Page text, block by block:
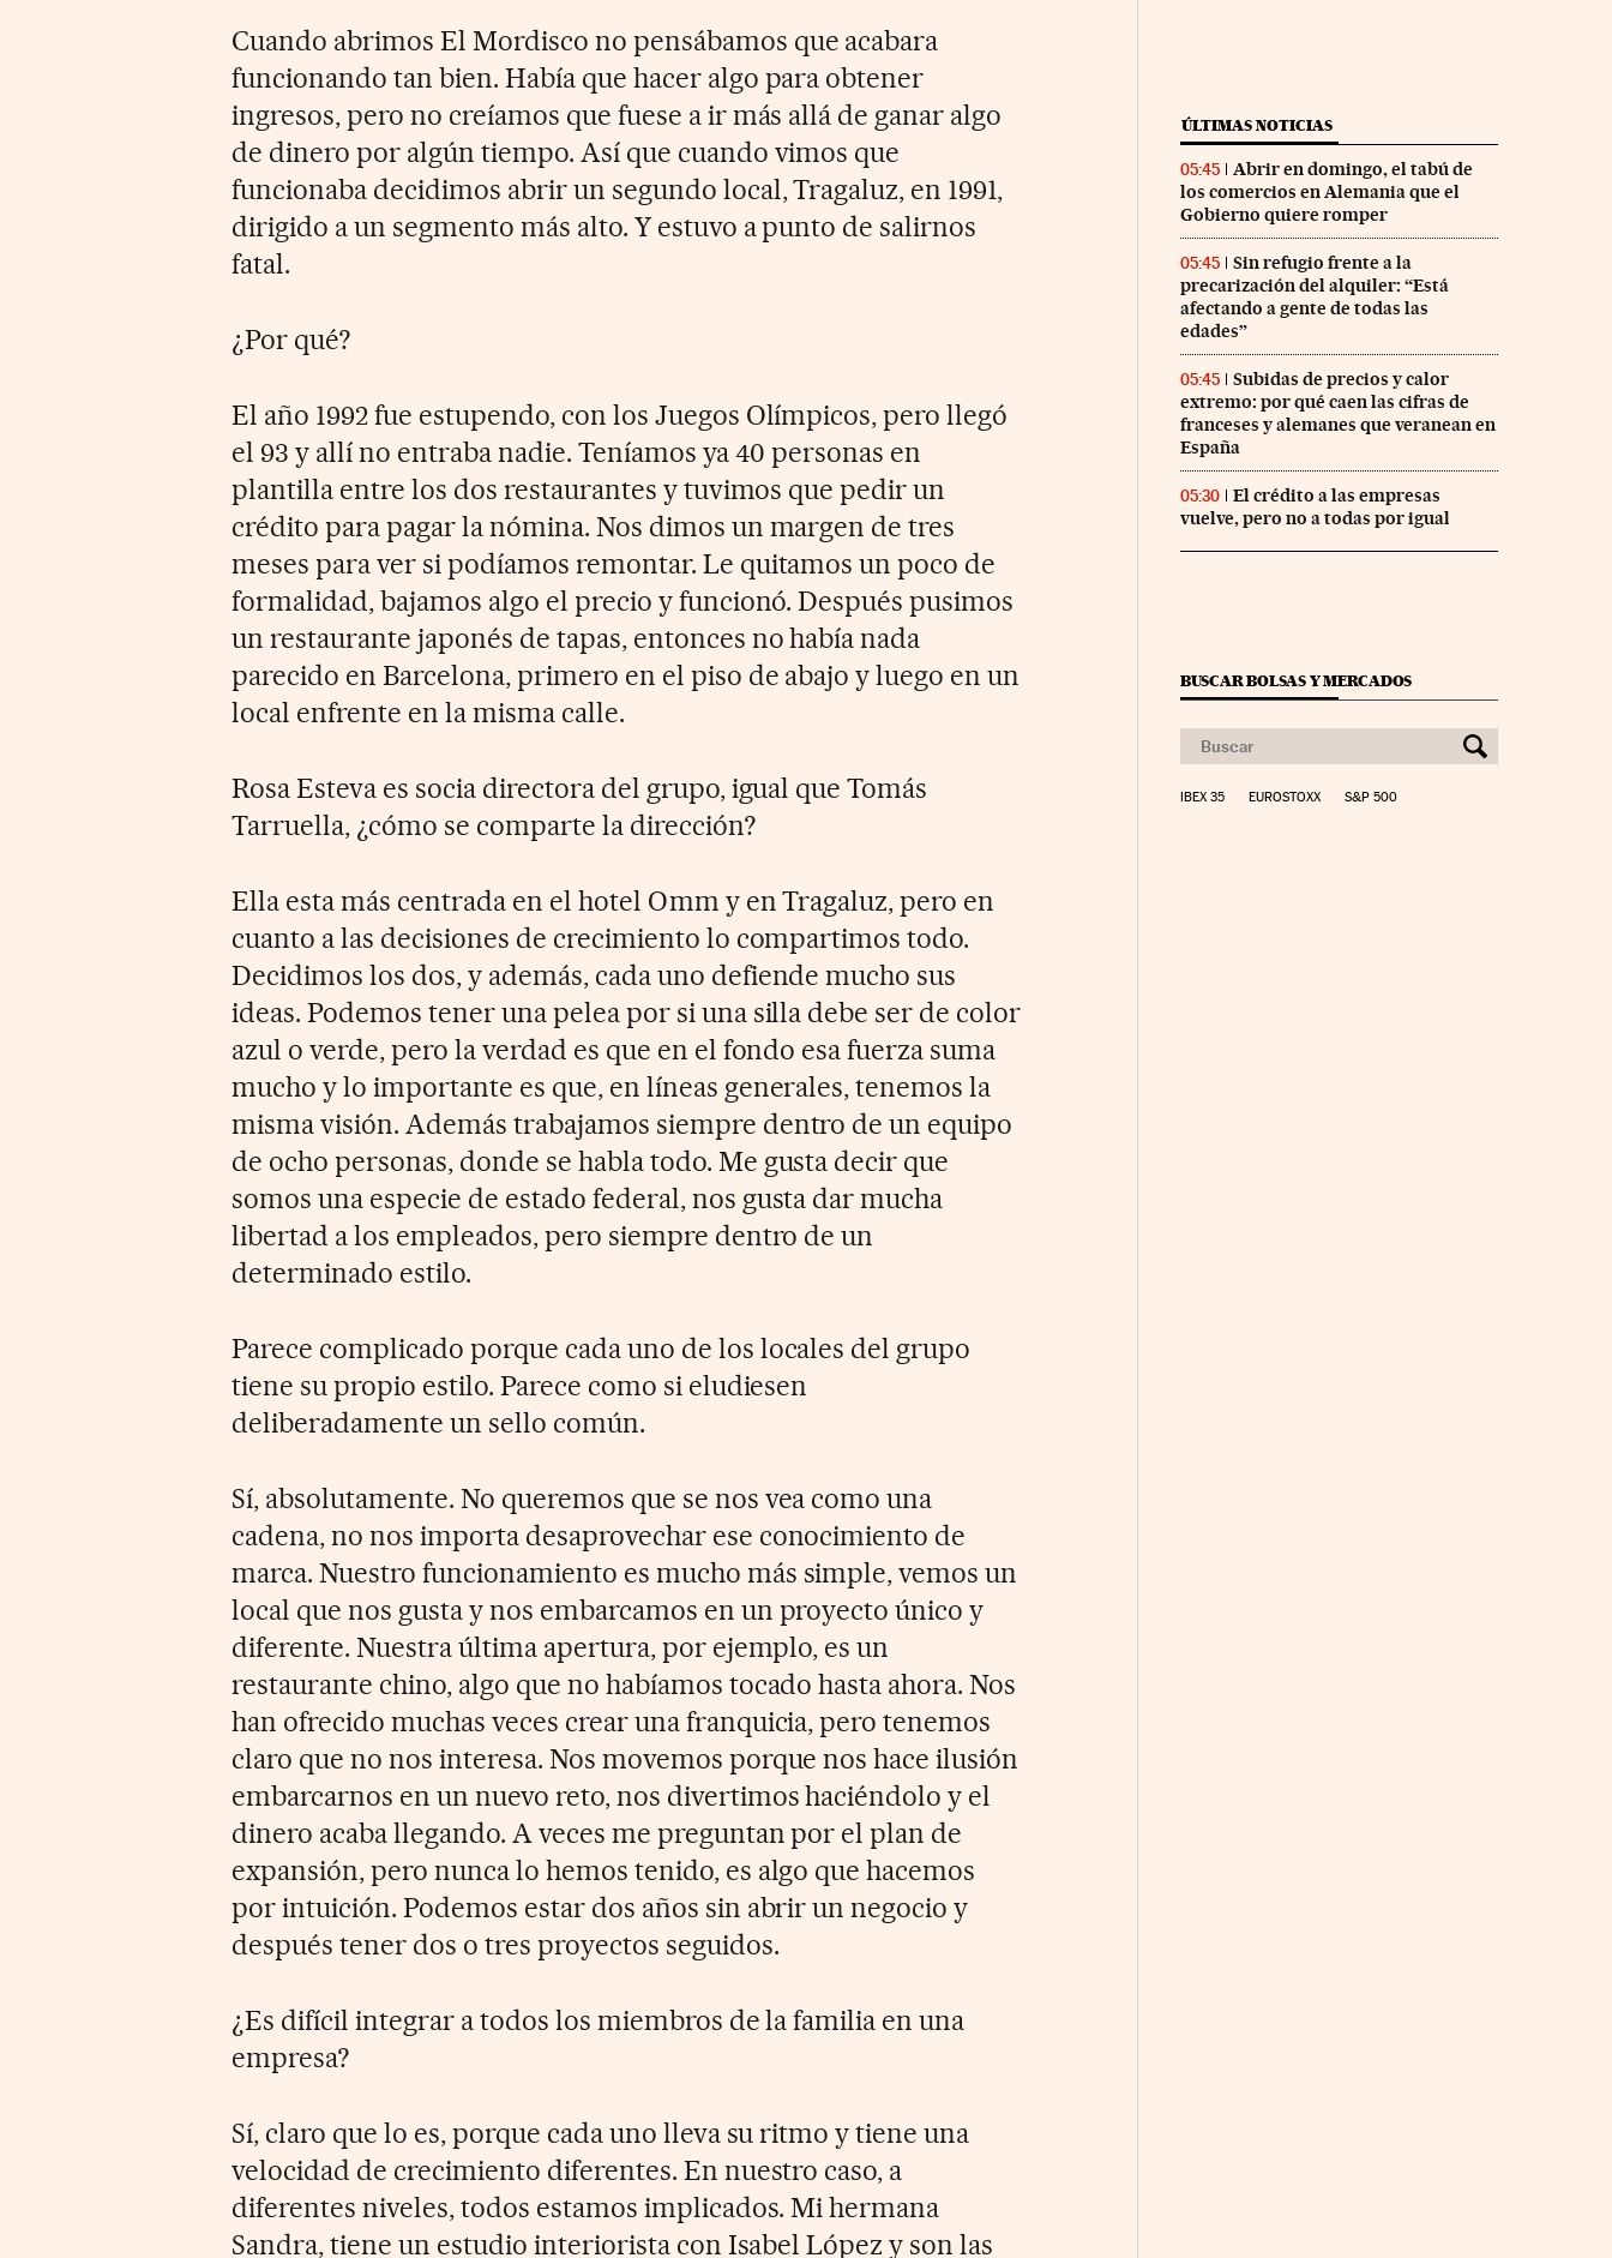
Cuando abrimos El Mordisco no pensábamos que acabara
funcionando tan bien. Había que hacer algo para obtener
ingresos, pero no creíamos que fuese a ir más allá de ganar algo
de dinero por algún tiempo. Así que cuando vimos que
funcionaba decidimos abrir un segundo local, Tragaluz, en 1991,
dirigido a un segmento más alto. Y estuvo a punto de salirnos
fatal.
¿Por qué?
El año 1992 fue estupendo, con los Juegos Olímpicos, pero llegó
el 93 y allí no entraba nadie. Teníamos ya 40 personas en
plantilla entre los dos restaurantes y tuvimos que pedir un
crédito para pagar la nómina. Nos dimos un margen de tres
meses para ver si podíamos remontar. Le quitamos un poco de
formalidad, bajamos algo el precio y funcionó. Después pusimos
un restaurante japonés de tapas, entonces no había nada
parecido en Barcelona, primero en el piso de abajo y luego en un
local enfrente en la misma calle.
Rosa Esteva es socia directora del grupo, igual que Tomás
Tarruella, ¿cómo se comparte la dirección?
Ella esta más centrada en el hotel Omm y en Tragaluz, pero en
cuanto a las decisiones de crecimiento lo compartimos todo.
Decidimos los dos, y además, cada uno defiende mucho sus
ideas. Podemos tener una pelea por si una silla debe ser de color
azul o verde, pero la verdad es que en el fondo esa fuerza suma
mucho y lo importante es que, en líneas generales, tenemos la
misma visión. Además trabajamos siempre dentro de un equipo
de ocho personas, donde se habla todo. Me gusta decir que
somos una especie de estado federal, nos gusta dar mucha
libertad a los empleados, pero siempre dentro de un
determinado estilo.
Parece complicado porque cada uno de los locales del grupo
tiene su propio estilo. Parece como si eludiesen
deliberadamente un sello común.
Sí, absolutamente. No queremos que se nos vea como una
cadena, no nos importa desaprovechar ese conocimiento de
marca. Nuestro funcionamiento es mucho más simple, vemos un
local que nos gusta y nos embarcamos en un proyecto único y
diferente. Nuestra última apertura, por ejemplo, es un
restaurante chino, algo que no habíamos tocado hasta ahora. Nos
han ofrecido muchas veces crear una franquicia, pero tenemos
claro que no nos interesa. Nos movemos porque nos hace ilusión
embarcarnos en un nuevo reto, nos divertimos haciéndolo y el
dinero acaba llegando. A veces me preguntan por el plan de
expansión, pero nunca lo hemos tenido, es algo que hacemos
por intuición. Podemos estar dos años sin abrir un negocio y
después tener dos o tres proyectos seguidos.
¿Es difícil integrar a todos los miembros de la familia en una
empresa?
Sí, claro que lo es, porque cada uno lleva su ritmo y tiene una
velocidad de crecimiento diferentes. En nuestro caso, a
diferentes niveles, todos estamos implicados. Mi hermana
Sandra, tiene un estudio interiorista con Isabel López y son las
ÚLTIMAS NOTICIAS
05:45
Abrir en domingo, el tabú de
los comercios en Alemania que el
Gobierno quiere romper
05:45
Sin refugio frente a la
precarización del alquiler: “Está
afectando a gente de todas las
edades”
05:45
Subidas de precios y calor
extremo: por qué caen las cifras de
franceses y alemanes que veranean en
España
05:30
El crédito a las empresas
vuelve, pero no a todas por igual
BUSCAR BOLSAS Y MERCADOS
IBEX 35 EUROSTOXX S&P 500